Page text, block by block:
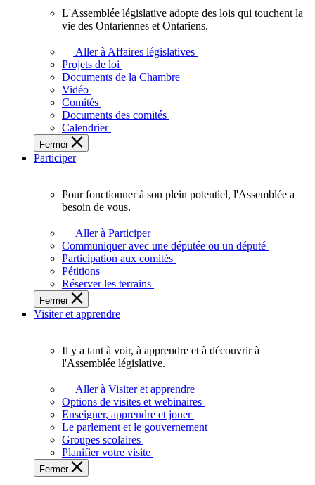
l'Ontario.
L'Assemblée
adopte
touchent
des
Ontariennes
et
L'Assemblée législative adopte des lois qui touchent la
vie des Ontariennes et Ontariens.
Aller à Affaires législatives
Projets de loi
Documents de la Chambre
Vidéo
Comités
Documents des comités
Calendrier
Fermer
Participer
plein
potentiel,
l'Assemblée
a
besoin
de
Pour fonctionner à son plein potentiel, l'Assemblée a
besoin de vous.
Aller à Participer
Communiquer avec une députée ou un député
Participation aux comités
Pétitions
Réserver les terrains
Fermer
Visiter et apprendre
voir,
apprendre
et
à
Il y a tant à voir, à apprendre et à découvrir à
l'Assemblée législative.
Aller à Visiter et apprendre
Options de visites et webinaires
Enseigner, apprendre et jouer
Le parlement et le gouvernement
Groupes scolaires
Planifier votre visite
Fermer